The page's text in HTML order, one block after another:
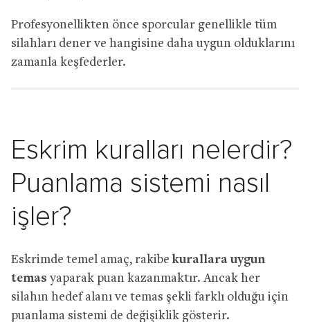
Profesyonellikten önce sporcular genellikle tüm
silahları dener ve hangisine daha uygun olduklarını
zamanla keşfederler.
Eskrim kuralları nelerdir?
Puanlama sistemi nasıl
işler?
Eskrimde temel amaç, rakibe kurallara uygun
temas yaparak puan kazanmaktır. Ancak her
silahın hedef alanı ve temas şekli farklı olduğu için
puanlama sistemi de değişiklik gösterir.